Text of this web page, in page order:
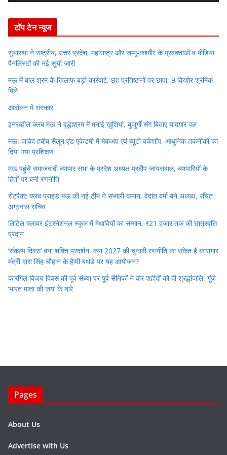
e
टॉप टेन न्यूज
सुभासपा ने राष्ट्रीय, उत्तर प्रदेश, महाराष्ट्र और जम्मू-कश्मीर के प्रवक्ताओं व मीडिया
पैनलिस्टों की नई सूची जारी
मऊ में बाल श्रम के खिलाफ बड़ी कार्रवाई, छह प्रतिष्ठानों पर छापा; 9 किशोर श्रमिक
मिले
आंदोलन में संस्कार
इनरव्हील क्लब मऊ ने वृद्धाश्रम में मनाई खुशियां, बुजुर्गों संग बिताए यादगार पल
मऊ: जावेद हबीब सैलून एंड एकेडमी में मेकअप एवं ब्यूटी वर्कशॉप, आधुनिक तकनीकों का
दिया गया प्रशिक्षण
मऊ पहुंचे समाजवादी व्यापार सभा के प्रदेश अध्यक्ष प्रदीप जायसवाल, व्यापारियों के
हितों पर बनी रणनीति
रोटरैक्ट क्लब प्राइड मऊ की नई टीम ने संभाली कमान, वेदांत वर्मा बने अध्यक्ष, रचित
अग्रवाल सचिव
लिटिल फ्लावर इंटरनेशनल स्कूल में मेधावियों का सम्मान, ₹21 हजार तक की छात्रवृत्ति
प्रदान
‘संकल्प दिवस’ बना शक्ति प्रदर्शन, क्या 2027 की चुनावी रणनीति का संकेत है कारागार
मंत्री दारा सिंह चौहान के हैप्पी बर्थडे पर यह आयोजन?
कारगिल विजय दिवस की पूर्व संध्या पर पूर्व सैनिकों ने वीर शहीदों को दी श्रद्धांजलि, गूंजे
‘भारत माता की जय’ के नारे
Pages
About Us
Advertise with Us